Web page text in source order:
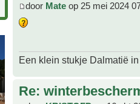
door Mate op 25 mei 2024
Een klein stukje Dalmatië
Re: